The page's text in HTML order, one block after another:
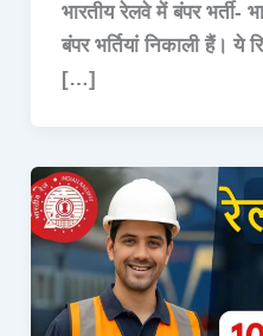
भारतीय रेलवे में बंपर भर्ती-
बंपर भर्तियां निकाली हैं। ये
[…]